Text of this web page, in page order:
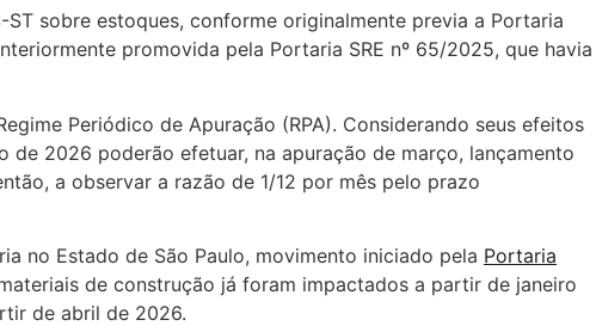
sobre estoques, conforme originalmente previa a Portaria
promovida pela Portaria SRE nº 65/2025, que havia
Periódico de Apuração (RPA). Considerando seus efeitos
2026 poderão efetuar, na apuração de março, lançamento
a observar a razão de 1/12 por mês pelo prazo
no Estado de São Paulo, movimento iniciado pela Portaria
de construção já foram impactados a partir de janeiro
de abril de 2026.